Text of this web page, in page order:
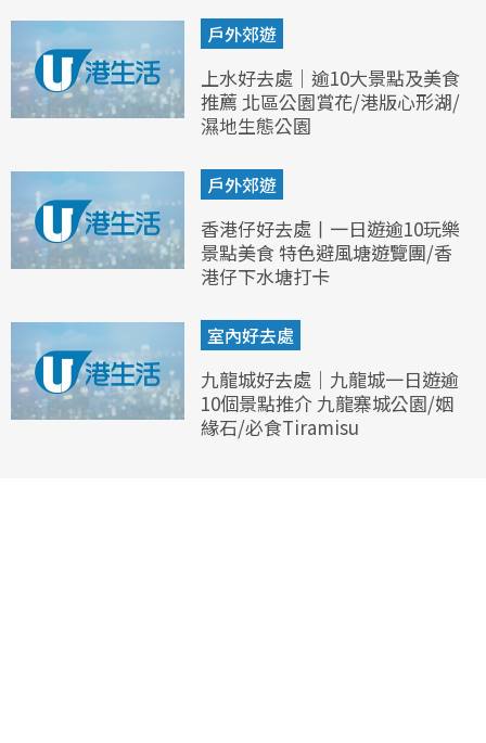
戶外郊遊
上水好去處｜逾10大景點及美食
推薦 北區公園賞花/港版心形湖/
濕地生態公園
戶外郊遊
香港仔好去處丨一日遊逾10玩樂
景點美食 特色避風塘遊覽團/香
港仔下水塘打卡
室內好去處
九龍城好去處｜九龍城一日遊逾
10個景點推介 九龍寨城公園/姻
緣石/必食Tiramisu